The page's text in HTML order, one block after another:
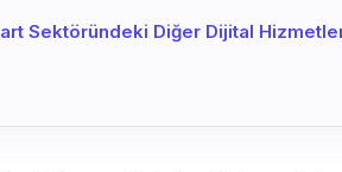
Sektöründeki Diğer Dijital